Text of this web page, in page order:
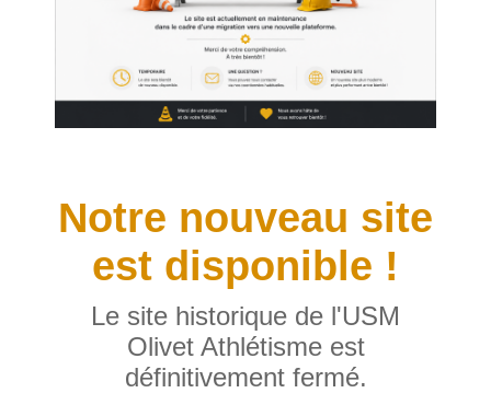
Notre nouveau site
est disponible !
Le site historique de l'USM
Olivet Athlétisme est
définitivement fermé.